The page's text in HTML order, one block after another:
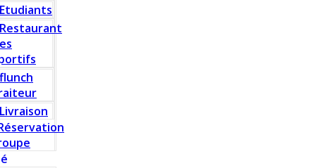
Etudiants
Restaurant
flunch
Livraison